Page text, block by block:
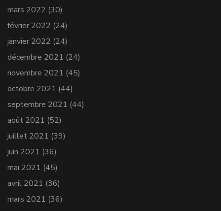
mars 2022 (30)
février 2022 (24)
janvier 2022 (24)
décembre 2021 (24)
novembre 2021 (45)
octobre 2021 (44)
septembre 2021 (44)
août 2021 (52)
juillet 2021 (39)
juin 2021 (36)
mai 2021 (45)
avril 2021 (36)
mars 2021 (36)